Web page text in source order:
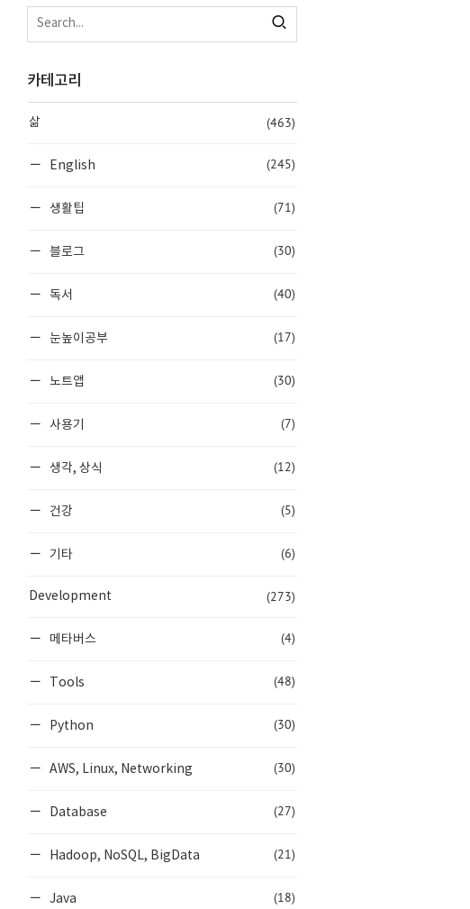
카테고리
삶 (463)
English (245)
생활팁 (71)
블로그 (30)
독서 (40)
눈높이공부 (17)
노트앱 (30)
사용기 (7)
생각, 상식 (12)
건강 (5)
기타 (6)
Development (273)
메타버스 (4)
Tools (48)
Python (30)
AWS, Linux, Networking (30)
Database (27)
Hadoop, NoSQL, BigData (21)
Java (18)